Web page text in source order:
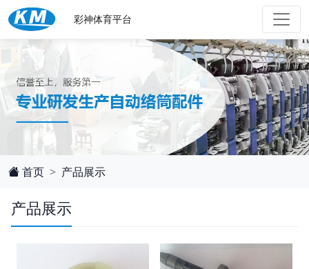
彩神体育平台
首页 产品展示
产品展示